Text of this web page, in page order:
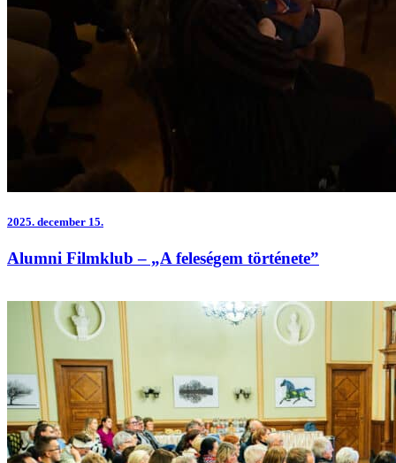
2025. december 15.
Alumni Filmklub – „A feleségem története”